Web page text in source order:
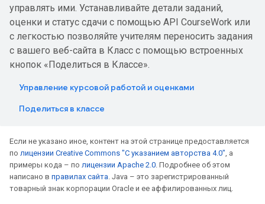
управлять ими. Устанавливайте детали заданий,
оценки и статус сдачи с помощью API CourseWork или
с легкостью позволяйте учителям переносить задания
с вашего веб-сайта в Класс с помощью встроенных
кнопок «Поделиться в Классе».
Управление курсовой работой и оценками
Поделиться в классе
Если не указано иное, контент на этой странице предоставляется
по лицензии Creative Commons "С указанием авторства 4.0" , а
примеры кода – по лицензии Apache 2.0 . Подробнее об этом
написано в правилах сайта . Java – это зарегистрированный
товарный знак корпорации Oracle и ее аффилированных лиц.